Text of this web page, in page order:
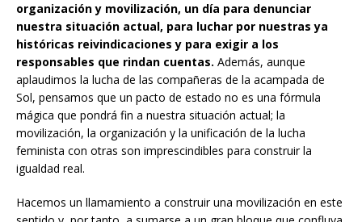
organización y movilización, un día para denunciar
nuestra situación actual, para luchar por nuestras ya
históricas reivindicaciones y para exigir a los
responsables que rindan cuentas. Además, aunque
aplaudimos la lucha de las compañeras de la acampada de
Sol, pensamos que un pacto de estado no es una fórmula
mágica que pondrá fin a nuestra situación actual; la
movilización, la organización y la unificación de la lucha
feminista con otras son imprescindibles para construir la
igualdad real.
Hacemos un llamamiento a construir una movilización en este